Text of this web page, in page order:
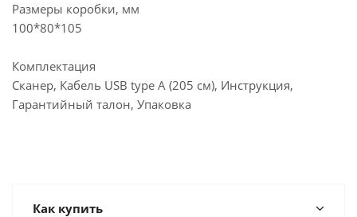
Размеры коробки, мм
100*80*105
Комплектация
Сканер, Кабель USB type A (205 см), Инструкция,
Гарантийный талон, Упаковка
Как купить